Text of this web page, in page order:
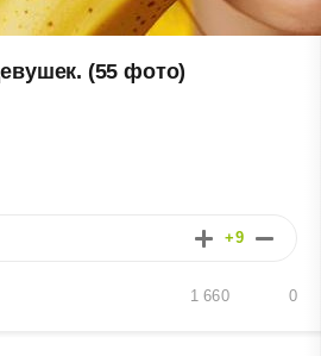
(55 фото)
+9
0
1 660